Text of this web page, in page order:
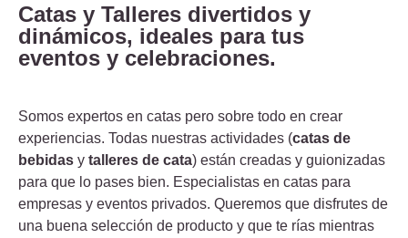
Catas y Talleres divertidos y
dinámicos, ideales para tus
eventos y celebraciones.
Somos expertos en catas pero sobre todo en crear
experiencias. Todas nuestras actividades (catas de
bebidas y talleres de cata) están creadas y guionizadas
para que lo pases bien. Especialistas en catas para
empresas y eventos privados. Queremos que disfrutes de
una buena selección de producto y que te rías mientras